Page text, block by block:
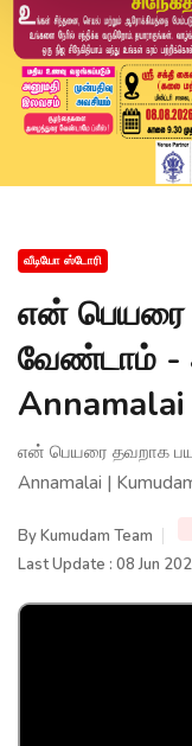
வீடியோ ஸ்டோரி
என் பெயரை
வேண்டாம்
என் பெயரை தவறாக
Annamalai |
ByKumudam Team
Last Update : 08 Jun